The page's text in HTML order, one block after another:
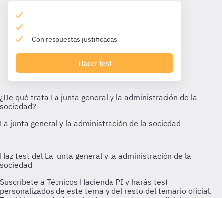
Con respuestas justificadas
Hacer test